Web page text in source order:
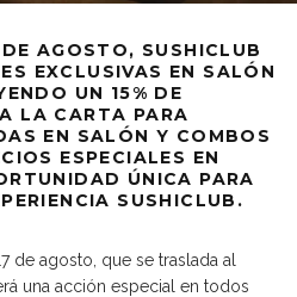
AGOSTO, SUSHICLUB
EXCLUSIVAS EN SALÓN
UN 15% DE
LA CARTA PARA
EN SALÓN Y COMBOS
ESPECIALES EN
ÚNICA PARA
SUSHICLUB.
de agosto, que se traslada al
una acción especial en todos